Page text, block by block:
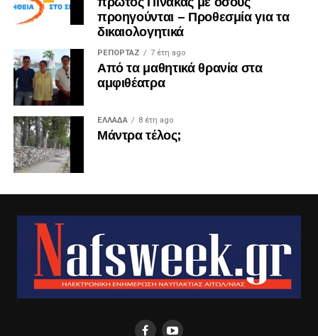
προηγούνται – Προθεσμία για τα
δικαιολογητικά
ΡΕΠΟΡΤΑΖ 7 έτη ago
Από τα μαθητικά θρανία στα
αμφιθέατρα
ΕΛΛΑΔΑ 8 έτη ago
Μάντρα τέλος;